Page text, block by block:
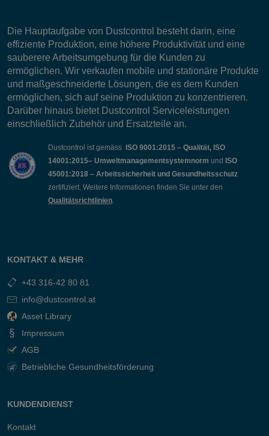
Die Hauptaufgabe von Dustcontrol besteht darin, eine
effiziente Produktion, eine höhere Produktivität und eine
sauberere Arbeitsumgebung für die Kunden zu
ermöglichen. Wir verkaufen mobile und stationäre Produkte
und maßgeschneiderte Lösungen, die es dem Kunden
ermöglichen, sich auf seine Produktion zu konzentrieren.
Darüber hinaus bietet Dustcontrol Serviceleistungen
einschließlich Zubehör und Ersatzteile an.
Dustcontrol ist gemäss
ISO 9001:2015 – Qualität, ISO
14001:2015– Umweltmanagementsystemnorm und ISO
45001:2018 – Arbeitssicherheit und Gesundheitsschutz
zertifiziert. Weitere Informationen finden Sie unter den
Qualitätsrichtlinien.
KONTAKT & MEHR
+43 316-42 80 81
info@dustcontrol.at
Asset Library
Impressum
AGB
Betriebliche Gesundheitsförderung
KUNDENDIENST
Kontakt